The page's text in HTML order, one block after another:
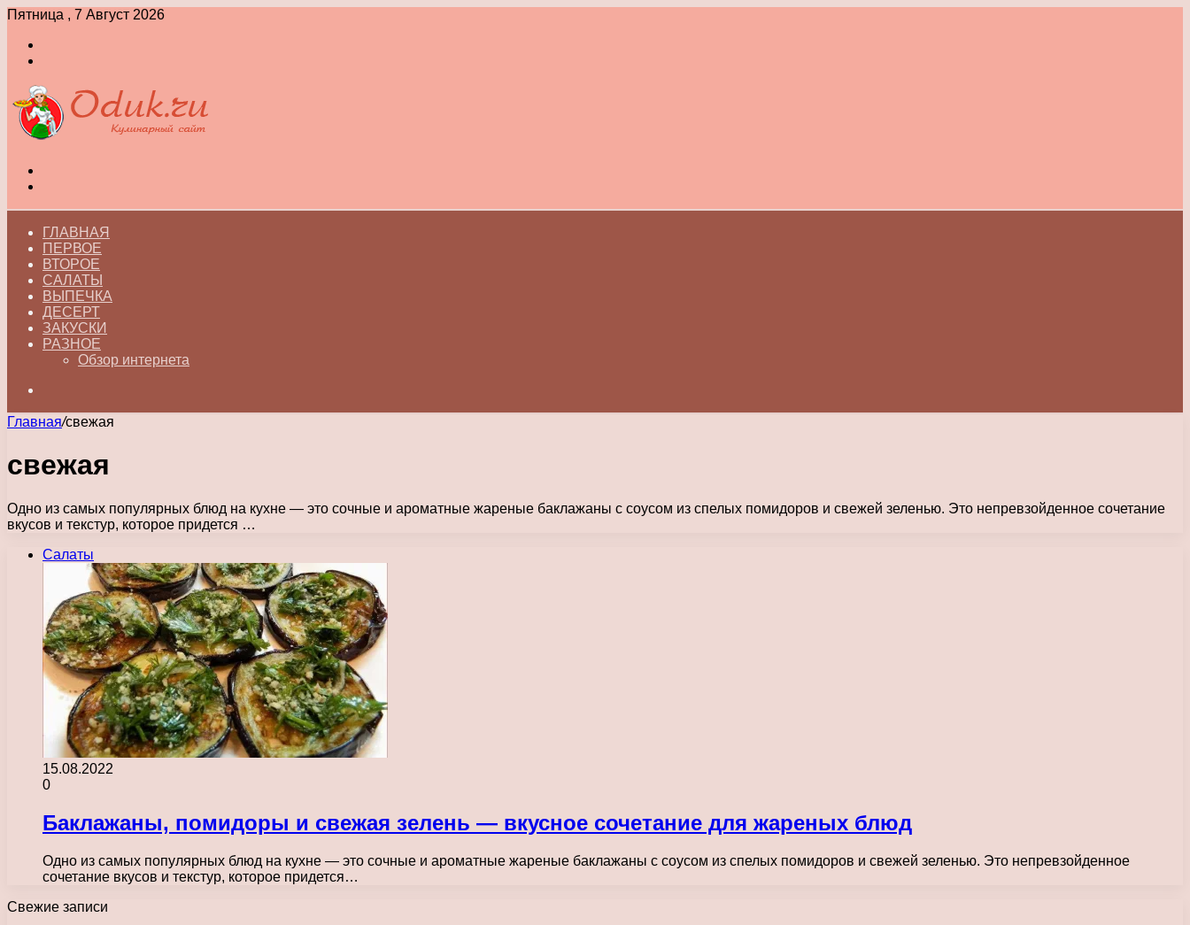
Пятница , 7 Август 2026
ГЛАВНАЯ
ПЕРВОЕ
ВТОРОЕ
САЛАТЫ
ВЫПЕЧКА
ДЕСЕРТ
ЗАКУСКИ
РАЗНОЕ
Обзор интернета
Главная/свежая
свежая
Одно из самых популярных блюд на кухне — это сочные и ароматные жареные баклажаны с соусом из спелых помидоров и свежей зеленью. Это непревзойденное сочетание
вкусов и текстур, которое придется …
Салаты
15.08.2022
0
Баклажаны, помидоры и свежая зелень — вкусное сочетание для жареных блюд
Одно из самых популярных блюд на кухне — это сочные и ароматные жареные баклажаны с соусом из спелых помидоров и свежей зеленью. Это непревзойденное
сочетание вкусов и текстур, которое придется…
Свежие записи